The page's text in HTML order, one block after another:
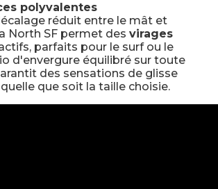
polyvalentes
réduit entre le mât et
North SF permet des virages
parfaits pour le surf ou le
d'envergure équilibré sur toute
des sensations de glisse
que soit la taille choisie.